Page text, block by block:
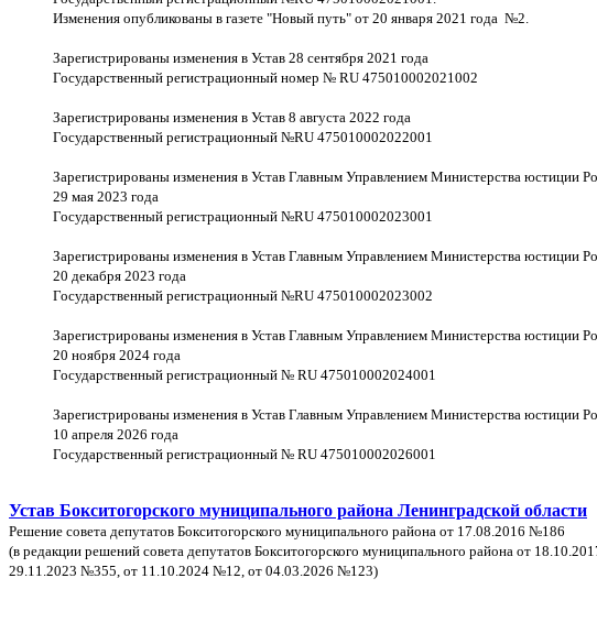
Изменения опубликованы в газете "Новый путь" от 20 января 2021 года №2.
Зарегистрированы изменения в Устав 28 сентября 2021 года
Государственный регистрационный номер № RU 475010002021002
Зарегистрированы изменения в Устав 8 августа 2022 года
Государственный регистрационный №RU 475010002022001
Зарегистрированы изменения в Устав Главным Управлением Министерства юстиции
29 мая 2023 года
Государственный регистрационный №RU 475010002023001
Зарегистрированы изменения в Устав Главным Управлением Министерства юстиции
20 декабря 2023 года
Государственный регистрационный №RU 475010002023002
Зарегистрированы изменения в Устав Главным Управлением Министерства юстиции
20 ноября 2024 года
Государственный регистрационный № RU 475010002024001
Зарегистрированы изменения в Устав Главным Управлением Министерства юстиции
10 апреля 2026 года
Государственный регистрационный № RU 475010002026001
Устав Бокситогорского муниципального района Ленинградской области
Решение совета депутатов Бокситогорского муниципального района от 17.08.2016 №186
(в редакции решений совета депутатов Бокситогорского муниципального района от
29.11.2023 №355, от 11.10.2024 №12, от 04.03.2026 №123)